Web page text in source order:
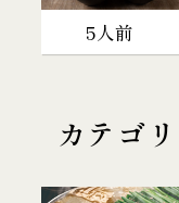
5人前
カテゴ